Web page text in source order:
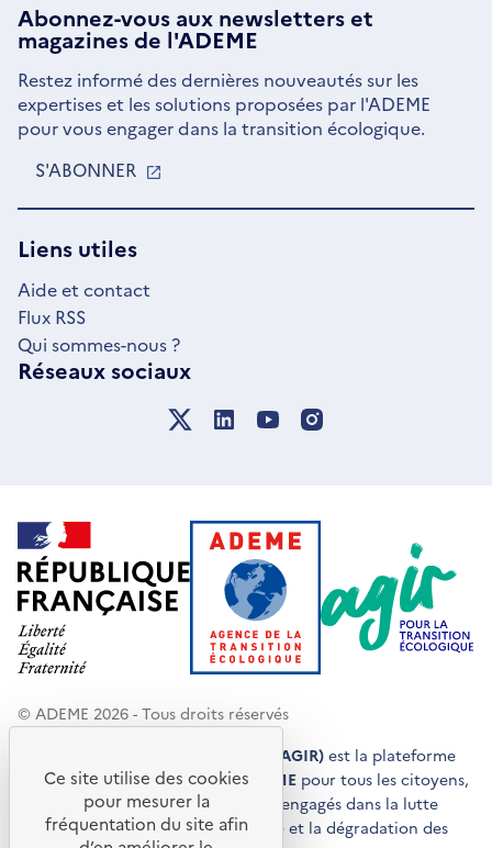
Abonnez-vous aux newsletterset
magazines de l'ADEME
Restez informé des dernières nouveautés sur les
expertises et les solutions proposées par l'ADEME
pour vous engager dans la transition écologique.
S'ABONNER
UNE
Liens utiles
Aide et contact
Flux RSS
Qui sommes-nous ?
Réseaux sociaux
© ADEME 2026 - Tous droits réservés
Agir pour la transition écologique (AGIR) est la plateforme
de conseils et de services de l'ADEME pour tous les citoyens,
acteurs économiques et territoires engagés dans la lutte
contre le réchauffement climatique et la dégradation des
Ce site utilise des cookies
pour mesurer la
fréquentation du site afin